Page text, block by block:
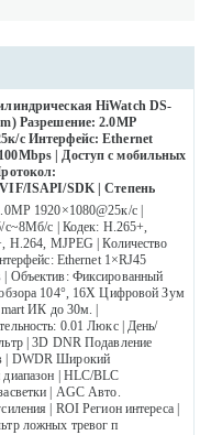
HiWatch DS-
Разрешение: 2.0МР
с Интерфейс: Ethernet
| Доступ с мобильных
ISAPI/SDK | Степень
1920×1080@25к/с |
с~8Мб/с | Кодек: H.265+,
H.264, MJPEG | Количество
Ethernet 1×RJ45
| Объектив: Фиксированный
104°, 16X Цифровой Зум
ИК до 30м. |
0.01 Люкс | День/
| 3D DNR Подавление
| DWDR Широкий
диапазон | HLC/BLC
| AGC Авто.
| ROI Регион интереса |
ложных тревог п